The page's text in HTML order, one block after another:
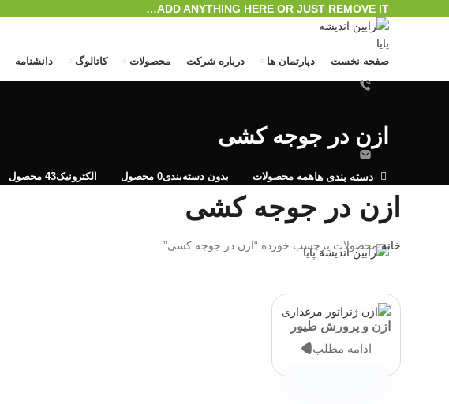
ADD ANYTHING HERE OR JUST REMOVE IT…
صفحه نخست دپارتمان ها درباره شرکت محصولات کاتالوگ دانشنامه
ورود / ثبت نام
ازن در جوجه کشی
دسته بندی هاهمه محصولات بدون دسته‌بندی0 محصول الکترونیک43 محصول
ازن در جوجه کشی
خانهمحصولات برچسب خورده “ازن در جوجه کشی”
ازن و پرورش طیور
ادامه مطلب